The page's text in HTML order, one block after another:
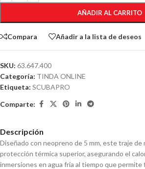
AÑADIR AL CARRITO
Compara Añadir a la lista de deseos
SKU: 63.647.400
Categoría: TINDA ONLINE
Etiqueta: SCUBAPRO
Comparte:
Descripción
Diseñado con neopreno de 5 mm, este traje
protección térmica superior, asegurando el
inmersiones en agua fría al tiempo que permite